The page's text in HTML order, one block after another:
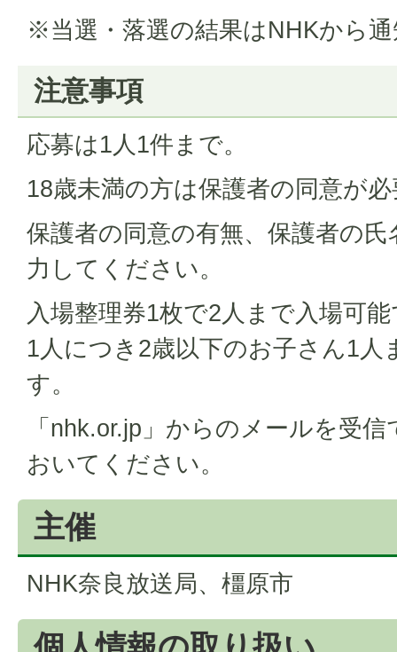
※当選・落選の結果はNHKから
注意事項
応募は1人1件まで。
18歳未満の方は保護者の同意が
保護者の同意の有無、保護者の
力してください。
入場整理券1枚で2人まで入場可
1人につき2歳以下のお子さん1人
す。
「nhk.or.jp」からのメールを受
おいてください。
主催
NHK奈良放送局、橿原市